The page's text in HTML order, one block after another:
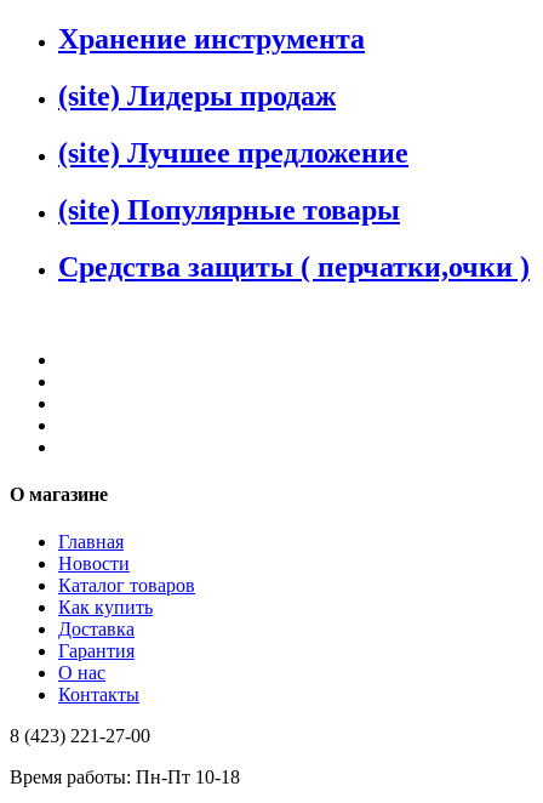
Хранение инструмента
(site) Лидеры продаж
(site) Лучшее предложение
(site) Популярные товары
Средства защиты ( перчатки,очки )
О магазине
Главная
Новости
Каталог товаров
Как купить
Доставка
Гарантия
О нас
Контакты
8 (423) 221-27-00
Время работы: Пн-Пт 10-18